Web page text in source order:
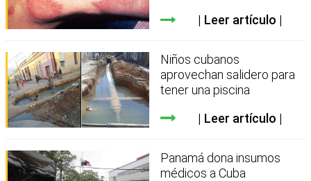
Leer artículo
Niños cubanos
aprovechan salidero para
tener una piscina
Leer artículo
Panamá dona insumos
médicos a Cuba